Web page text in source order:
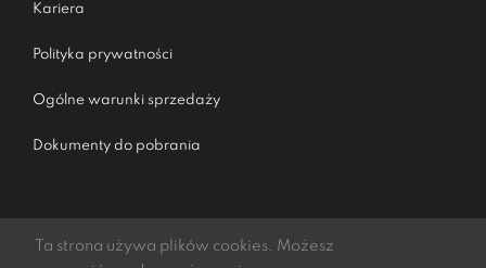
Kariera
Polityka prywatności
Ogólne warunki sprzedaży
Dokumenty do pobrania
Ta strona używa plików cookies. Możesz